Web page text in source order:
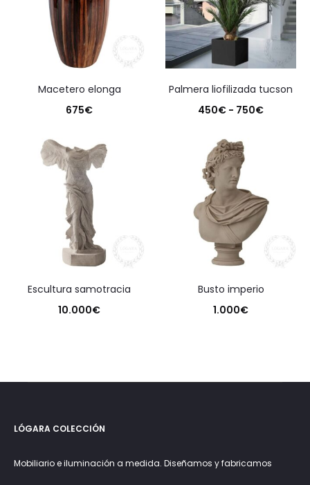
macetero elonga
675€
palmera liofilizada tucson
450€ - 750€Rango
hasta
escultura samotracia
10.000€
busto imperio
1.000€
LÓGARA COLECCIÓN
Mobiliario e iluminación a medida. Diseñamos y fabricamos